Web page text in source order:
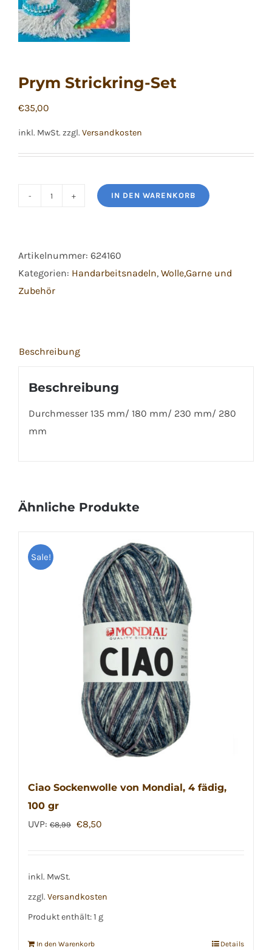
Prym Strickring-Set
€35,00
inkl. MwSt. zzgl. Versandkosten
Menge
IN DEN WARENKORB
Artikelnummer: 624160
Kategorien: Handarbeitsnadeln, Wolle,Garne und
Zubehör
Beschreibung
Beschreibung
Durchmesser 135 mm/ 180 mm/ 230 mm/ 280
mm
Ähnliche Produkte
Sale!
Ciao Sockenwolle von Mondial, 4 fädig,
100 gr
UVP: €8,99 Ursprünglicher
€8,50
inkl. MwSt.
zzgl. Versandkosten
Produkt enthält: 1 g
In den Warenkorb Details